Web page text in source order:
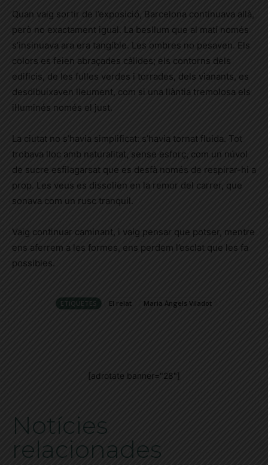
Quan vaig sortir de l’exposició, Barcelona continuava allà,
però no exactament igual. La besllum que al matí només
s’insinuava ara era tangible. Les ombres no pesaven. Els
colors es feien abraçades càlides; els contorns dels
edificis, de les fulles verdes i torrades, dels vianants, es
desdibuixaven lleument, com si una llàntia tremolosa els
il·luminés només el just.
La ciutat no s’havia simplificat: s’havia tornat fluida. Tot
trobava lloc amb naturalitat, sense esforç, com un núvol
de sucre esfilagarsat que es desfà només de respirar-hi a
prop. Les veus es dissolien en la remor del carrer, que
sonava com un rusc tranquil.
Vaig continuar caminant, i vaig pensar que potser, mentre
ens aferrem a les formes, ens perdem l’esclat que les fa
possibles.
ETIQUETES El relat Maria Àngels Viladot
[adrotate banner="28"]
Notícies
relacionades